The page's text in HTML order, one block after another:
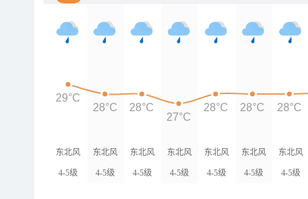
东北风
4-5级
东北风
4-5级
东北风
4-5级
东北风
4-5级
东北风
4-5级
东北风
4-5级
东北风
4-5级
29°C
28°C
28°C
27°C
28°C 28°C 28°C